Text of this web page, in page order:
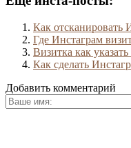
Как отсканировать
Где Инстаграм
Визитка как
Как сделать
Добавить комментарий